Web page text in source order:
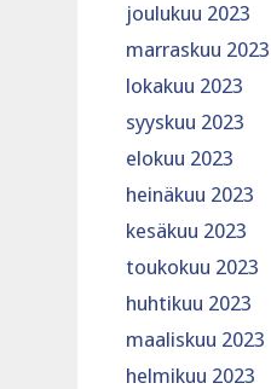
joulukuu 2023
marraskuu 2023
lokakuu 2023
syyskuu 2023
elokuu 2023
heinäkuu 2023
kesäkuu 2023
toukokuu 2023
huhtikuu 2023
maaliskuu 2023
helmikuu 2023